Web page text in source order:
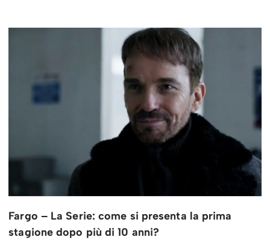
Fargo – La Serie: come si presenta la prima
stagione dopo più di 10 anni?